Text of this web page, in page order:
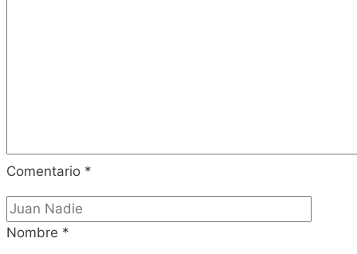
Comentario *
Nombre *